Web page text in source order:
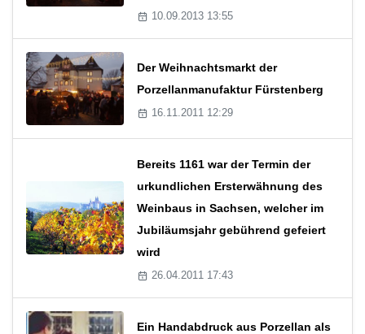
10.09.2013 13:55
Der Weihnachtsmarkt der
Porzellanmanufaktur Fürstenberg
16.11.2011 12:29
Bereits 1161 war der Termin der
urkundlichen Ersterwähnung des
Weinbaus in Sachsen, welcher im
Jubiläumsjahr gebührend gefeiert
wird
26.04.2011 17:43
Ein Handabdruck aus Porzellan als